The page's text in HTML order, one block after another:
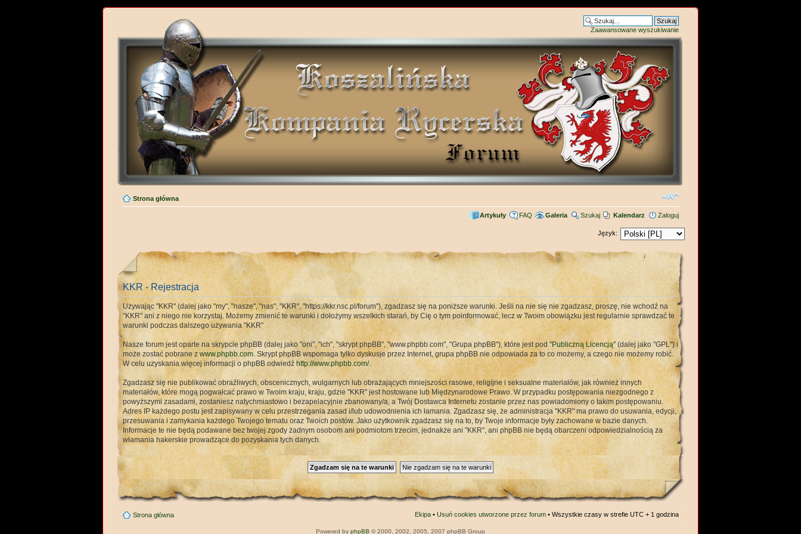
Zaawansowane wyszukiwanie
Strona główna
Artykuły FAQ Galeria Szukaj Kalendarz Zaloguj
Język:
KKR - Rejestracja
Używając "KKR" (dalej jako "my", "nasze", "nas", "KKR", "https://kkr.nsc.pl/forum"), zgadzasz się na poniższe warunki. Jeśli na nie się nie zgadzasz, proszę, nie wchodź na
"KKR" ani z niego nie korzystaj. Możemy zmienić te warunki i dołożymy wszelkich starań, by Cię o tym poinformować, lecz w Twoim obowiązku jest regularnie sprawdzać te
warunki podczas dalszego używania "KKR"
Nasze forum jest oparte na skrypcie phpBB (dalej jako "oni", "ich", "skrypt phpBB", "www.phpbb.com", "Grupa phpBB"), które jest pod "Publiczną Licencją" (dalej jako "GPL") i
może zostać pobrane zwww.phpbb.com. Skrypt phpBB wspomaga tylko dyskusje przez Internet, grupa phpBB nie odpowiada za to co możemy, a czego nie możemy robić.
W celu uzyskania więcej informacji o phpBB odwiedź http://www.phpbb.com/.
Zgadzasz się nie publikować obraźliwych, obscenicznych, wulgarnych lub obrażających mniejszości rasowe, religijne i seksualne materiałów, jak również innych
materiałów, które mogą pogwałcać prawo w Twoim kraju, kraju, gdzie "KKR" jest hostowane lub Międzynarodowe Prawo. W przypadku postępowania niezgodnego z
powyższymi zasadami, zostaniesz natychmiastowo i bezapelacyjnie zbanowany/a, a Twój Dostawca Internetu zostanie przez nas powiadomiony o takim postępowaniu.
Adres IP każdego postu jest zapisywany w celu przestrzegania zasad i/lub udowodnienia ich łamania. Zgadzasz się, że administracja "KKR" ma prawo do usuwania, edycji,
przesuwania i zamykania każdego Twojego tematu oraz Twoich postów. Jako użytkownik zgadzasz się na to, by Twoje informacje były zachowane w bazie danych.
Informacje te nie będą podawane bez twojej zgody żadnym osobom ani podmiotom trzecim, jednakże ani "KKR", ani phpBB nie będą obarczeni odpowiedzialnością za
włamania hakerskie prowadzące do pozyskania tych danych.
Strona główna Ekipa• Usuń cookies utworzone przez forum• Wszystkie czasy w strefie UTC + 1 godzina
Powered by phpBB © 2000, 2002, 2005, 2007 phpBB Group